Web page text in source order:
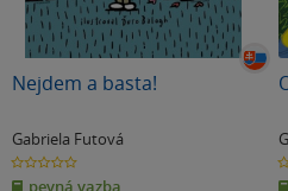
Nejdem a basta!
Gabriela Futová
0.0
z
5 pevná vazba
z
5